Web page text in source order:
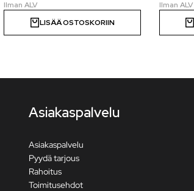
LISÄÄ OSTOSKORIIN
Asiakaspalvelu
Asiakaspalvelu
Pyydä tarjous
Rahoitus
Toimitusehdot